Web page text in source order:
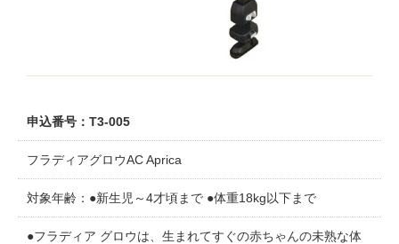
申込番号：T3-005
フラディアグロウAC Aprica
対象年齢：●新生児～4才頃まで ●体重18kg以下まで
●フラディア グロウは、生まれてすぐの赤ちゃんの未熟な体